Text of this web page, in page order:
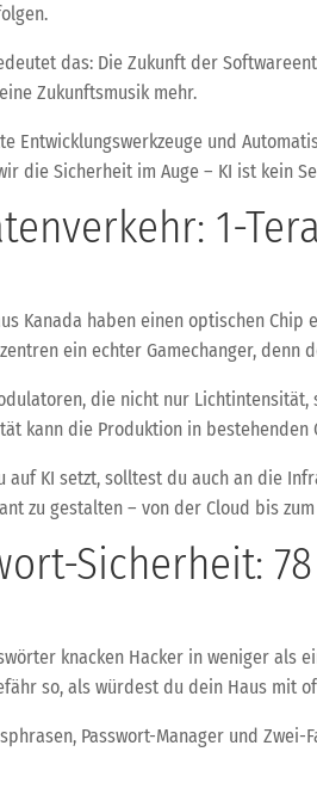
das: Die Zukunft der
Zukunftsmusik mehr.
Entwicklungswerkzeuge und
die Sicherheit im Auge – KI ist kein
1-
Kanada haben einen optischen
ein echter Gamechanger,
die nicht nur
kann die Produktion in
auf KI setzt, solltest du auch an die
zu gestalten – von der Cloud bis
Sicherheit:
knacken Hacker in weniger als
so, als würdest du dein Haus mit
Passwort-Manager und